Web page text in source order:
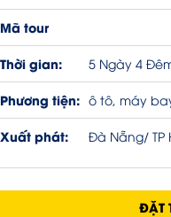
Mã tour
Thời gian:
5 Ngày 4
Phương tiện: ô tô, máy
Xuất phát: Đà Nẵng/ TP
ĐẶT